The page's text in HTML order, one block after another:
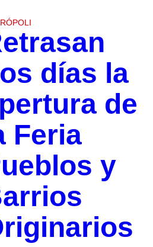
días la
de
Feria
y